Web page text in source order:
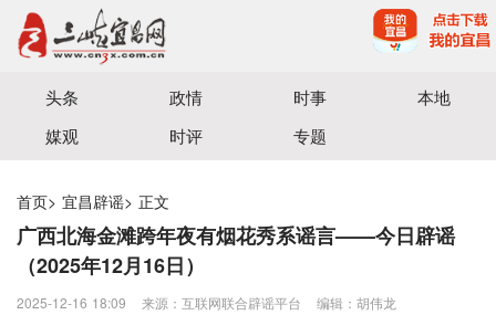
宜昌三峡融媒体中心主办
头条 政情 时事
本地
媒观
时评 专题
首页> 宜昌辟谣> 正文
广西北海金滩跨年夜有烟花秀系谣言——今日辟谣
（2025年12月16日）
2025-12-16 18:09 来源：互联网联合辟谣平台 编辑：胡伟龙